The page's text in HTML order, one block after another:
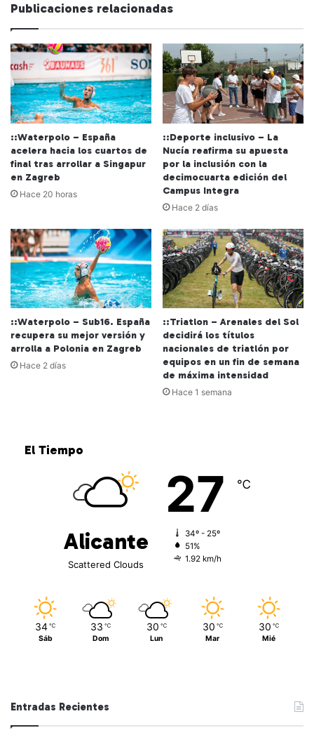
Publicaciones relacionadas
::Waterpolo – España
acelera hacia los cuartos de
final tras arrollar a Singapur
en Zagreb
Hace 20 horas
::Deporte inclusivo – La
Nucía reafirma su apuesta
por la inclusión con la
decimocuarta edición del
Campus Integra
Hace 2 días
::Waterpolo – Sub16. España
recupera su mejor versión y
arrolla a Polonia en Zagreb
Hace 2 días
::Triatlon – Arenales del Sol
decidirá los títulos
nacionales de triatlón por
equipos en un fin de semana
de máxima intensidad
Hace 1 semana
El Tiempo
Alicante
Scattered Clouds
27 ℃
34º - 25º
51%
1.92 km/h
34 ℃
Sáb
33 ℃
Dom
30 ℃
Lun
30 ℃
Mar
30 ℃
Mié
Entradas Recientes